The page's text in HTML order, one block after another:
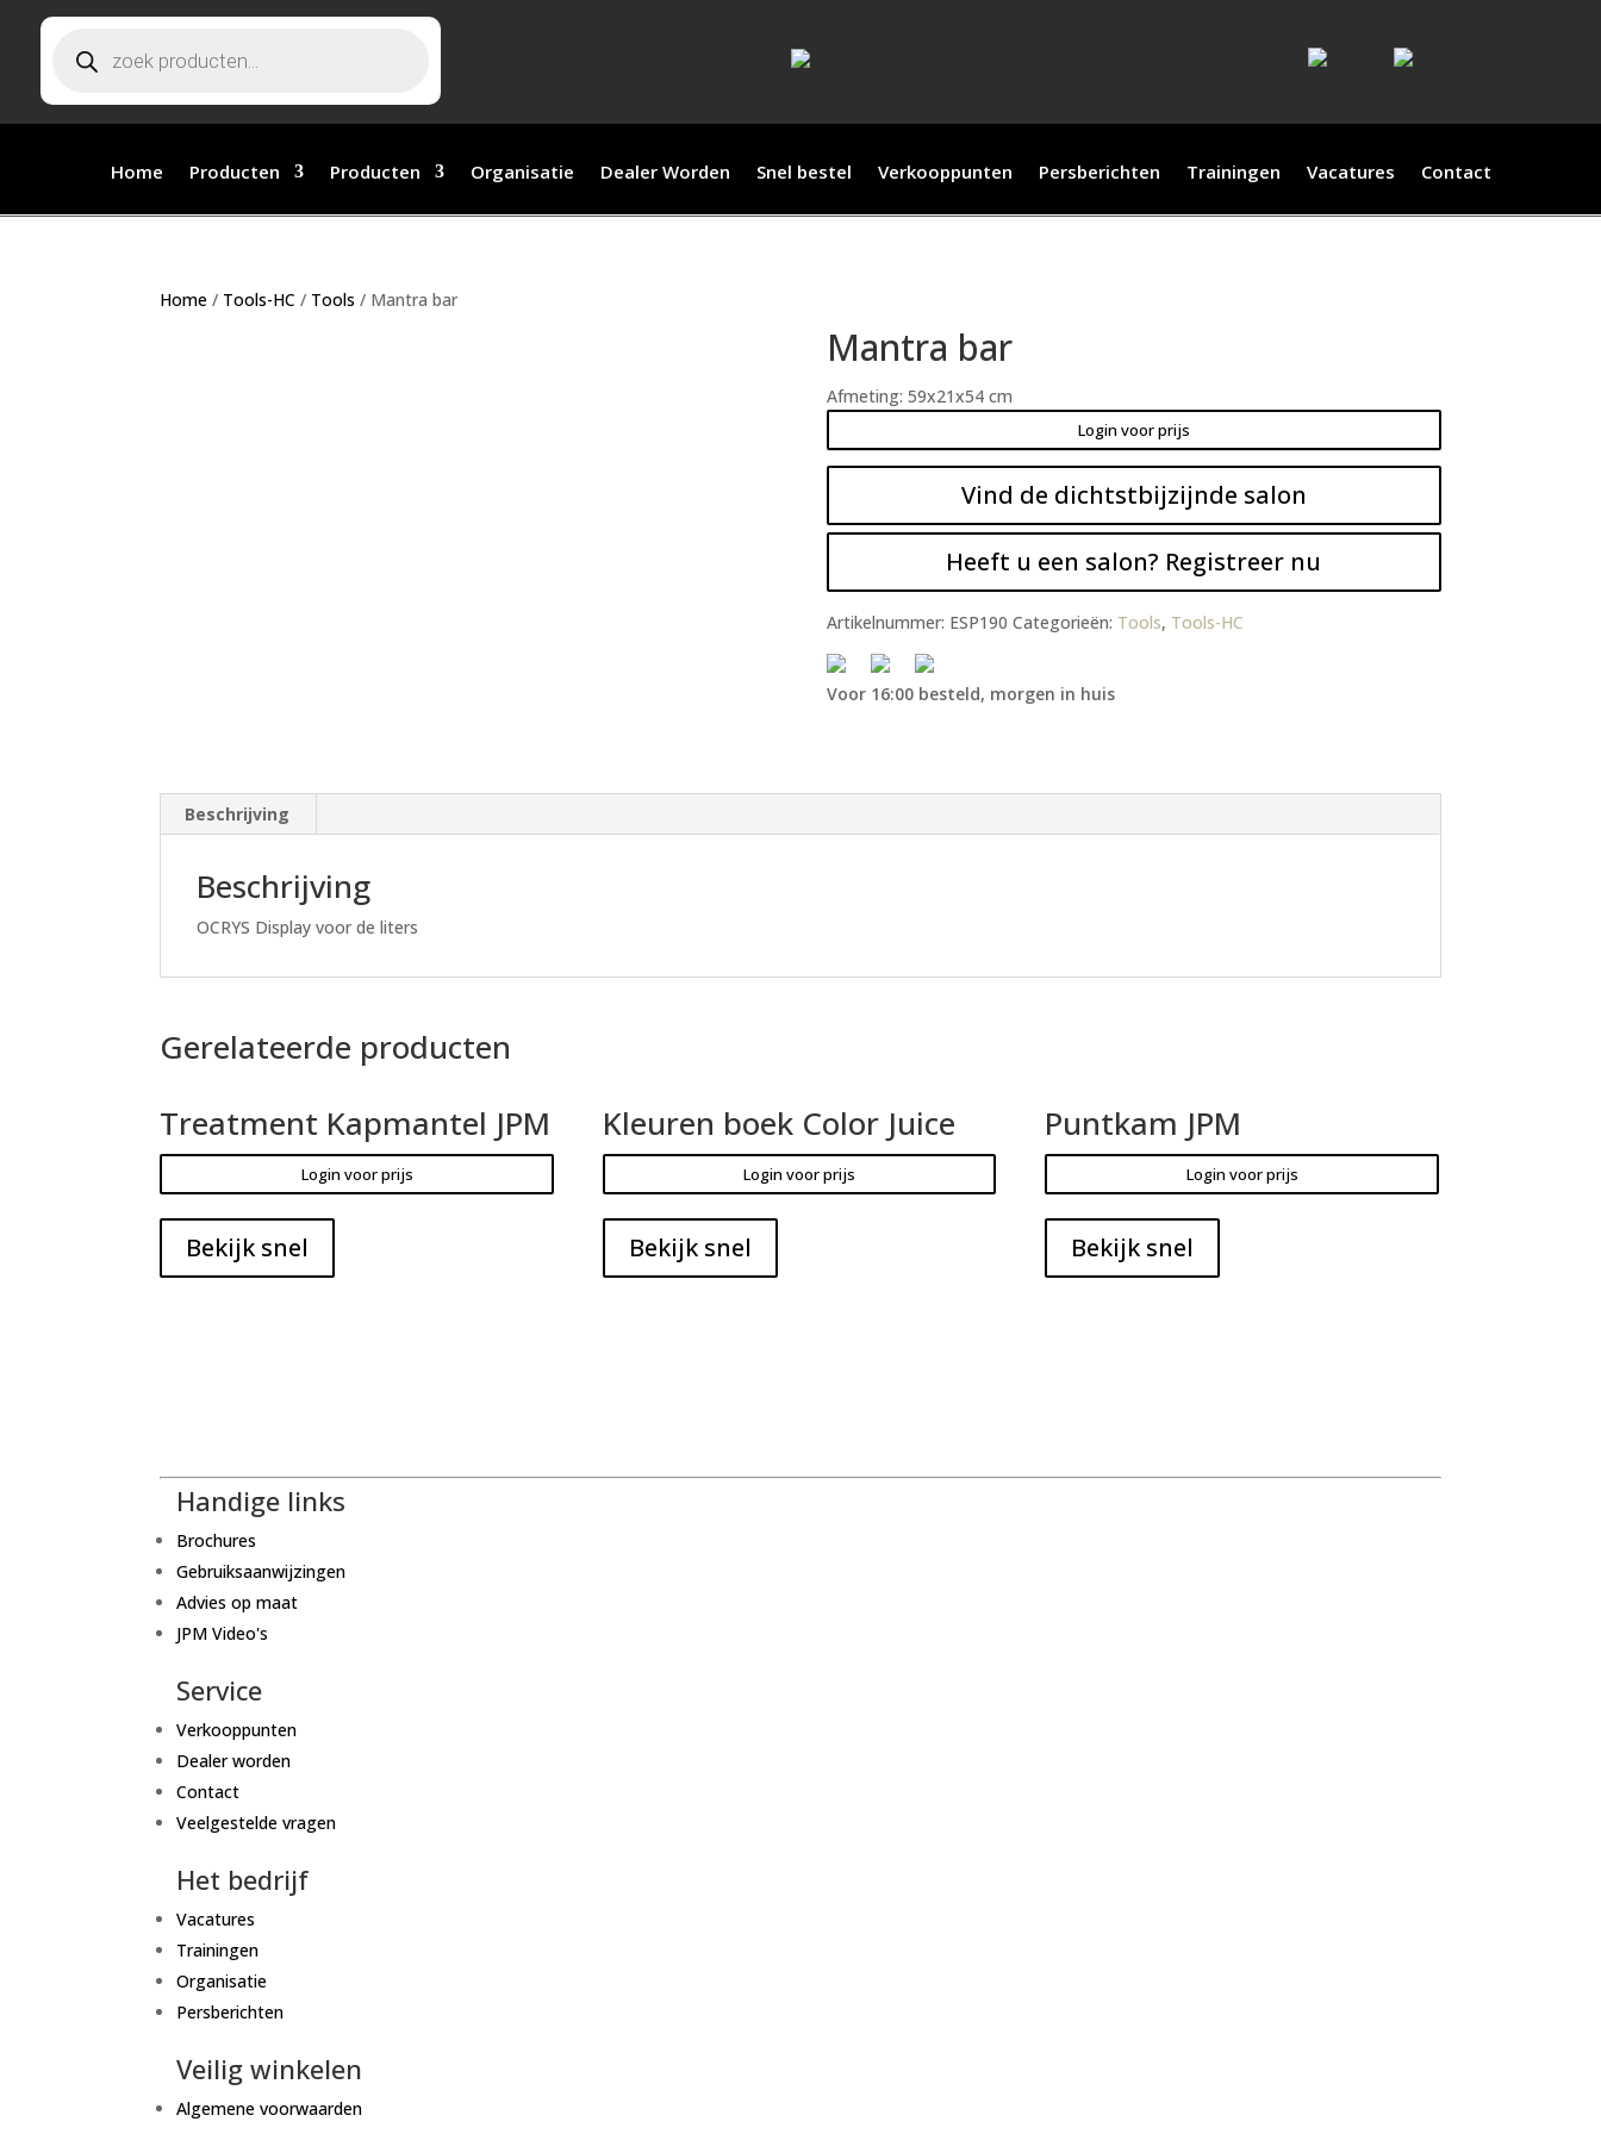
Home Producten Producten Organisatie Dealer Worden Snel bestel Verkooppunten Persberichten Trainingen Vacatures Contact
Home / Tools-HC / Tools / Mantra bar
Mantra bar
Afmeting: 59x21x54 cm
Login voor prijs
Vind de dichtstbijzijnde salon
Heeft u een salon? Registreer nu
Artikelnummer: ESP190 Categorieën: Tools, Tools-HC
Voor 16:00 besteld, morgen in huis
Beschrijving
Beschrijving
OCRYS Display voor de liters
Gerelateerde producten
Treatment Kapmantel JPM
Login voor prijs
Bekijk snel
Kleuren boek Color Juice
Login voor prijs
Bekijk snel
Puntkam JPM
Login voor prijs
Bekijk snel
Handige links
Brochures
Gebruiksaanwijzingen
Advies op maat
JPM Video's
Service
Verkooppunten
Dealer worden
Contact
Veelgestelde vragen
Het bedrijf
Vacatures
Trainingen
Organisatie
Persberichten
Veilig winkelen
Algemene voorwaarden